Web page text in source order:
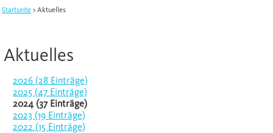
Startseite Aktuelles
Aktuelles
2026 (28 Einträge)
2025 (47 Einträge)
2024 (37 Einträge)
2023 (19 Einträge)
2022 (15 Einträge)